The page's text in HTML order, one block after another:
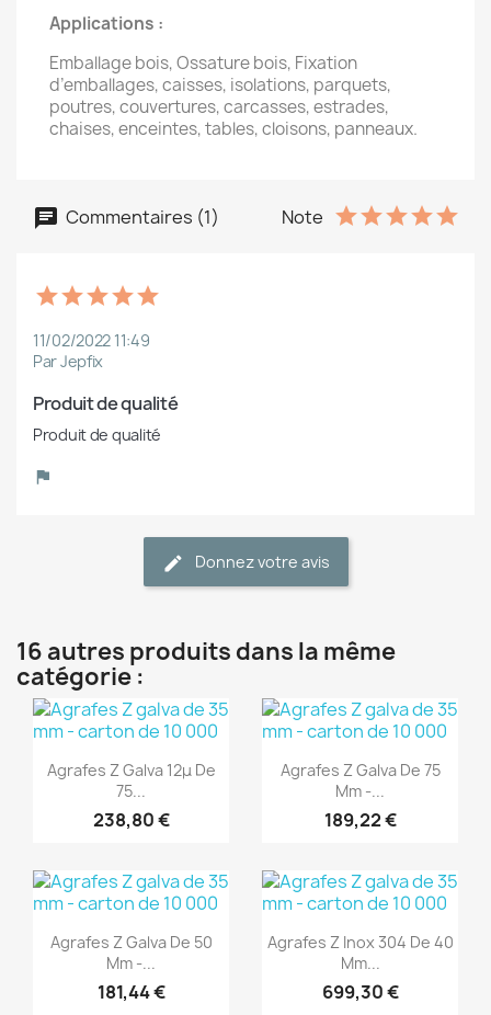
Applications :
Emballage bois, Ossature bois, Fixation
d’emballages, caisses, isolations, parquets,
poutres, couvertures, carcasses, estrades,
chaises, enceintes, tables, cloisons, panneaux.
Commentaires (1) Note
11/02/2022 11:49
Par Jepfix
Produit de qualité
Produit de qualité
Donnez votre avis
16 autres produits dans la même
catégorie :
Aperçu rapide
Agrafes Z Galva 12μ De
75...
238,80 €
(1)
Aperçu rapide
Agrafes Z Galva De 75
Mm -...
189,22 €
(1)
Aperçu rapide
Agrafes Z Galva De 50
Mm -...
181,44 €
(1)
Aperçu rapide
Agrafes Z Inox 304 De 40
Mm...
699,30 €
(1)